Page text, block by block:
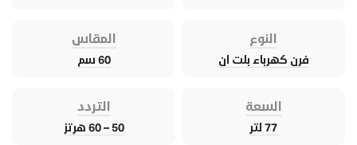
النوع
فرن كهرباء بلت ان
المقاس
60 سم
السعة
77 لتر
التردد
50 – 60 هرتز